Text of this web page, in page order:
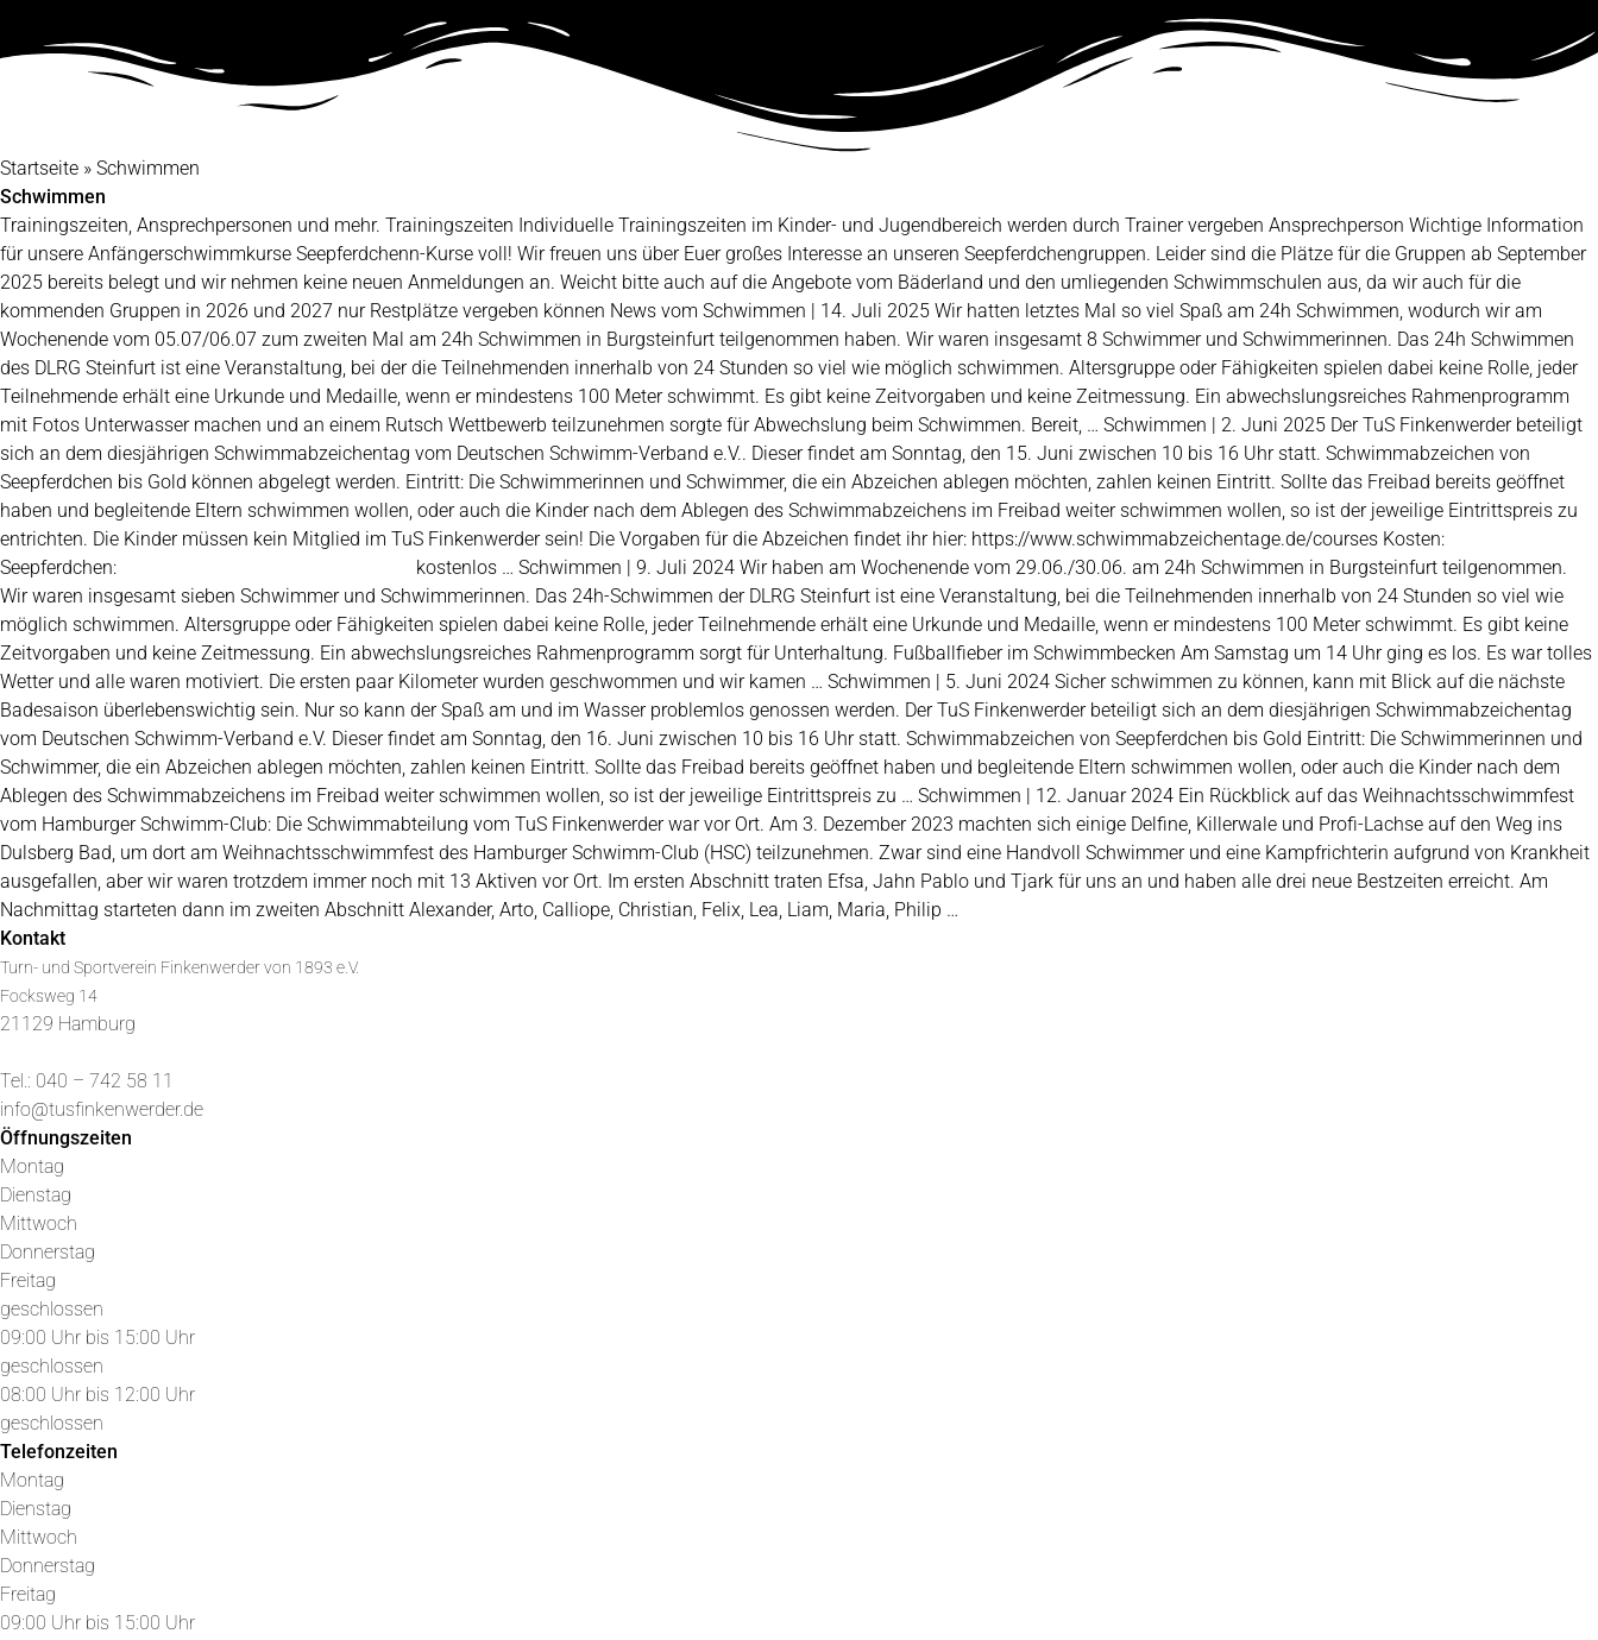
Startseite » Schwimmen
Schwimmen
Trainingszeiten, Ansprechpersonen und mehr. Trainingszeiten Individuelle Trainingszeiten im Kinder- und Jugendbereich werden durch Trainer vergeben Ansprechperson Wichtige Information
für unsere Anfängerschwimmkurse Seepferdchenn-Kurse voll! Wir freuen uns über Euer großes Interesse an unseren Seepferdchengruppen. Leider sind die Plätze für die Gruppen ab September
2025 bereits belegt und wir nehmen keine neuen Anmeldungen an. Weicht bitte auch auf die Angebote vom Bäderland und den umliegenden Schwimmschulen aus, da wir auch für die
kommenden Gruppen in 2026 und 2027 nur Restplätze vergeben können News vom Schwimmen | 14. Juli 2025 Wir hatten letztes Mal so viel Spaß am 24h Schwimmen, wodurch wir am
Wochenende vom 05.07/06.07 zum zweiten Mal am 24h Schwimmen in Burgsteinfurt teilgenommen haben. Wir waren insgesamt 8 Schwimmer und Schwimmerinnen. Das 24h Schwimmen
des DLRG Steinfurt ist eine Veranstaltung, bei der die Teilnehmenden innerhalb von 24 Stunden so viel wie möglich schwimmen. Altersgruppe oder Fähigkeiten spielen dabei keine Rolle, jeder
Teilnehmende erhält eine Urkunde und Medaille, wenn er mindestens 100 Meter schwimmt. Es gibt keine Zeitvorgaben und keine Zeitmessung. Ein abwechslungsreiches Rahmenprogramm
mit Fotos Unterwasser machen und an einem Rutsch Wettbewerb teilzunehmen sorgte für Abwechslung beim Schwimmen. Bereit, … Schwimmen | 2. Juni 2025 Der TuS Finkenwerder beteiligt
sich an dem diesjährigen Schwimmabzeichentag vom Deutschen Schwimm-Verband e.V.. Dieser findet am Sonntag, den 15. Juni zwischen 10 bis 16 Uhr statt. Schwimmabzeichen von
Seepferdchen bis Gold können abgelegt werden. Eintritt: Die Schwimmerinnen und Schwimmer, die ein Abzeichen ablegen möchten, zahlen keinen Eintritt. Sollte das Freibad bereits geöffnet
haben und begleitende Eltern schwimmen wollen, oder auch die Kinder nach dem Ablegen des Schwimmabzeichens im Freibad weiter schwimmen wollen, so ist der jeweilige Eintrittspreis zu
entrichten. Die Kinder müssen kein Mitglied im TuS Finkenwerder sein! Die Vorgaben für die Abzeichen findet ihr hier: https://www.schwimmabzeichentage.de/courses Kosten:
Seepferdchen: kostenlos … Schwimmen | 9. Juli 2024 Wir haben am Wochenende vom 29.06./30.06. am 24h Schwimmen in Burgsteinfurt teilgenommen.
Wir waren insgesamt sieben Schwimmer und Schwimmerinnen. Das 24h-Schwimmen der DLRG Steinfurt ist eine Veranstaltung, bei die Teilnehmenden innerhalb von 24 Stunden so viel wie
möglich schwimmen. Altersgruppe oder Fähigkeiten spielen dabei keine Rolle, jeder Teilnehmende erhält eine Urkunde und Medaille, wenn er mindestens 100 Meter schwimmt. Es gibt keine
Zeitvorgaben und keine Zeitmessung. Ein abwechslungsreiches Rahmenprogramm sorgt für Unterhaltung. Fußballfieber im Schwimmbecken Am Samstag um 14 Uhr ging es los. Es war tolles
Wetter und alle waren motiviert. Die ersten paar Kilometer wurden geschwommen und wir kamen … Schwimmen | 5. Juni 2024 Sicher schwimmen zu können, kann mit Blick auf die nächste
Badesaison überlebenswichtig sein. Nur so kann der Spaß am und im Wasser problemlos genossen werden. Der TuS Finkenwerder beteiligt sich an dem diesjährigen Schwimmabzeichentag
vom Deutschen Schwimm-Verband e.V. Dieser findet am Sonntag, den 16. Juni zwischen 10 bis 16 Uhr statt. Schwimmabzeichen von Seepferdchen bis Gold Eintritt: Die Schwimmerinnen und
Schwimmer, die ein Abzeichen ablegen möchten, zahlen keinen Eintritt. Sollte das Freibad bereits geöffnet haben und begleitende Eltern schwimmen wollen, oder auch die Kinder nach dem
Ablegen des Schwimmabzeichens im Freibad weiter schwimmen wollen, so ist der jeweilige Eintrittspreis zu … Schwimmen | 12. Januar 2024 Ein Rückblick auf das Weihnachtsschwimmfest
vom Hamburger Schwimm-Club: Die Schwimmabteilung vom TuS Finkenwerder war vor Ort. Am 3. Dezember 2023 machten sich einige Delfine, Killerwale und Profi-Lachse auf den Weg ins
Dulsberg Bad, um dort am Weihnachtsschwimmfest des Hamburger Schwimm-Club (HSC) teilzunehmen. Zwar sind eine Handvoll Schwimmer und eine Kampfrichterin aufgrund von Krankheit
ausgefallen, aber wir waren trotzdem immer noch mit 13 Aktiven vor Ort. Im ersten Abschnitt traten Efsa, Jahn Pablo und Tjark für uns an und haben alle drei neue Bestzeiten erreicht. Am
Nachmittag starteten dann im zweiten Abschnitt Alexander, Arto, Calliope, Christian, Felix, Lea, Liam, Maria, Philip …
Kontakt
Turn- und Sportverein Finkenwerder von 1893 e.V.
Focksweg 14
21129 Hamburg
Tel.: 040 – 742 58 11
info@tusfinkenwerder.de
Öffnungszeiten
Montag
Dienstag
Mittwoch
Donnerstag
Freitag
geschlossen
09:00 Uhr bis 15:00 Uhr
geschlossen
08:00 Uhr bis 12:00 Uhr
geschlossen
Telefonzeiten
Montag
Dienstag
Mittwoch
Donnerstag
Freitag
09:00 Uhr bis 15:00 Uhr